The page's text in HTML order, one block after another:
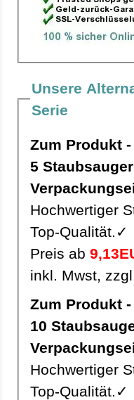
Unsere
Serie
Zum Produkt -
5 Staubsaugerbeutel, Staubbeutel Z14/5Mic pro
Hochwertiger
Top-Qualität.✓
Preis ab
inkl. Mwst,
Zum Produkt
10 Staubsaugerbeutel, Staubbeutel Z14Mic pro
Hochwertiger
Top-Qualität.✓